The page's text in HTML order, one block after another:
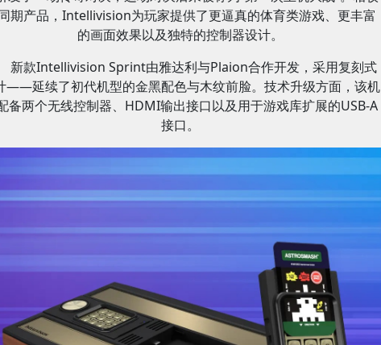
期产品，Intellivision为玩家提供了更逼真的体育类游戏、更丰富
的画面效果以及独特的控制器设计。
新款Intellivision Sprint由雅达利与Plaion合作开发，采用复刻式
——延续了初代机型的金黑配色与木纹前脸。技术升级方面，该机
备两个无线控制器、HDMI输出接口以及用于游戏库扩展的USB-A
接口。